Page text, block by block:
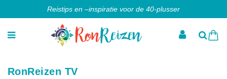
Reistips en –inspiratie voor de 40-plusser
RonReizen TV